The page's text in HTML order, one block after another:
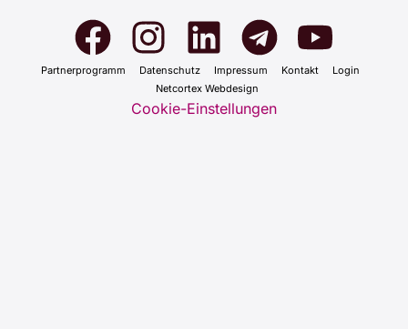
Part­ner­pro­gramm Daten­schutz Impres­sum Kon­takt
Log­in
Net­cortex Web­de­sign
Cookie-Einstellungen